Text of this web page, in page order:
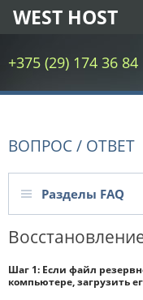
+375 (29) 174 36 84
WEST HOST
ВОПРОС / ОТВЕТ
Разделы FAQ
Шаг 1: Если файл
компьютере, загрузить